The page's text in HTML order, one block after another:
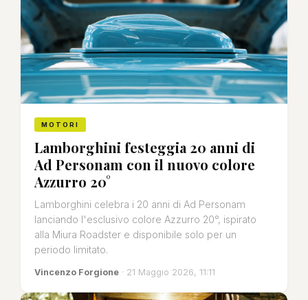
MOTORI
Lamborghini festeggia 20 anni di
Ad Personam con il nuovo colore
Azzurro 20°
Lamborghini celebra i 20 anni di Ad Personam
lanciando l'esclusivo colore Azzurro 20°, ispirato
alla Miura Roadster e disponibile solo per un
periodo limitato.
Vincenzo Forgione · 21 Maggio 2026, 11:11